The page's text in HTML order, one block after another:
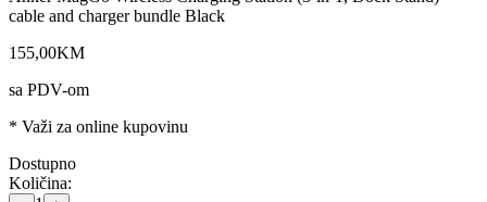
cable and charger bundle Black
155,00KM
sa PDV-om
* Važi za online kupovinu
Dostupno
Količina: